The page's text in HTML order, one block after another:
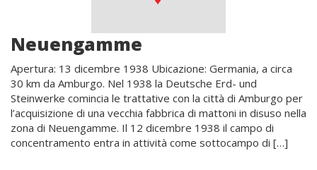
Neuengamme
Apertura: 13 dicembre 1938 Ubicazione: Germania, a circa
30 km da Amburgo. Nel 1938 la Deutsche Erd- und
Steinwerke comincia le trattative con la città di Amburgo per
l’acquisizione di una vecchia fabbrica di mattoni in disuso nella
zona di Neuengamme. Il 12 dicembre 1938 il campo di
concentramento entra in attività come sottocampo di […]